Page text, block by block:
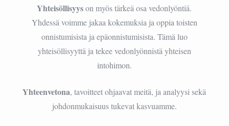
Yhteisöllisyyson myös tärkeä osa vedonlyöntiä.
Yhdessä voimme jakaa kokemuksia ja oppia toisten
onnistumisista ja epäonnistumisista. Tämä luo
yhteisöllisyyttä ja tekee vedonlyönnistä yhteisen
intohimon.
Yhteenvetona, tavoitteet ohjaavat meitä, ja analyysi sekä
johdonmukaisuus tukevat kasvuamme.